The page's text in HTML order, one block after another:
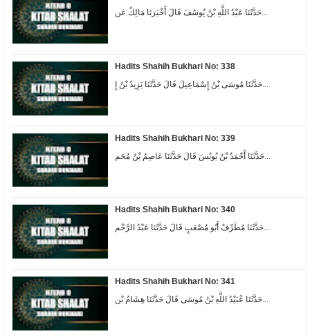
حَدَّثَنَا عَبْدُ اللَّهِ بْنُ يُوسُفَ قَالَ أَخْبَرَنَا مَالِكٌ عَن...
Hadits Shahih Bukhari No: 338
Hadits Shahih Bukhari No: 339
Hadits Shahih Bukhari No: 340
حَدَّثَنَا مُطَرِّفٌ أَبُو مُصْعَبٍ قَالَ حَدَّثَنَا عَبْدُ الرَّحْم...
Hadits Shahih Bukhari No: 341
حَدَّثَنَا عُبَيْدُ اللَّهِ بْنُ مُوسَى قَالَ حَدَّثَنَا هِشَامُ بْن...